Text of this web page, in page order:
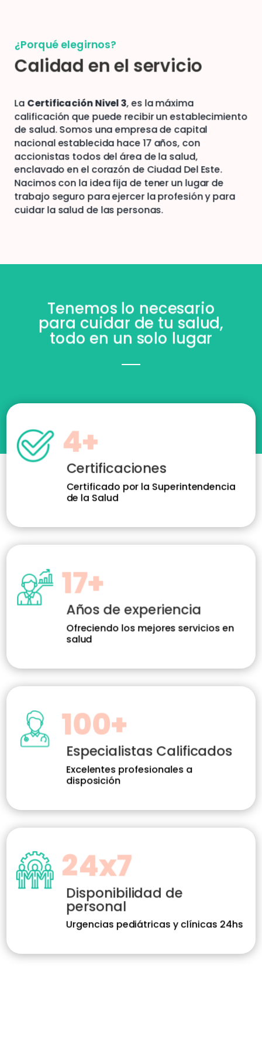
¿Porqué elegirnos?
Calidad en el servicio
La Certificación Nivel 3, es la máxima
calificación que puede recibir un establecimiento
de salud. Somos una empresa de capital
nacional establecida hace 17 años, con
accionistas todos del área de la salud,
enclavado en el corazón de Ciudad Del Este.
Nacimos con la idea fija de tener un lugar de
trabajo seguro para ejercer la profesión y para
cuidar la salud de las personas.
Tenemos lo necesario
para cuidar de tu salud,
todo en un solo lugar
4+
Certificaciones
Certificado por la Superintendencia
de la Salud
17+
Años de experiencia
Ofreciendo los mejores servicios en
salud
100+
Especialistas Calificados
Excelentes profesionales a
disposición
24x7
Disponibilidad de
personal
Urgencias pediátricas y clínicas 24hs